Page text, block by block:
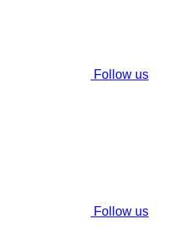
Follow us
Follow us